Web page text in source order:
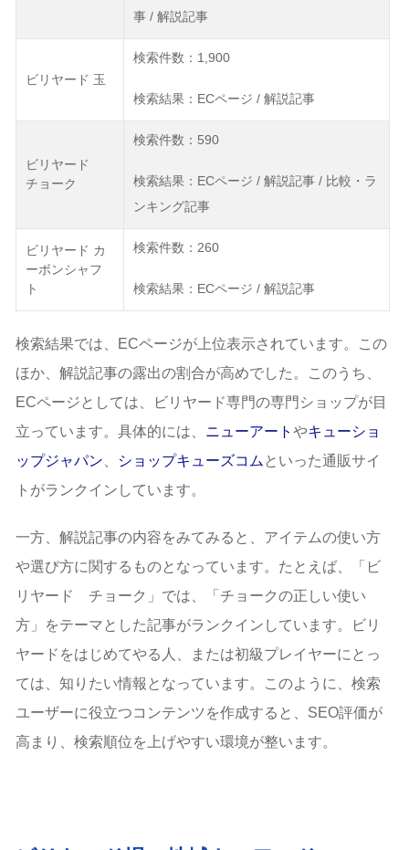
事 / 解説記事
ビリヤード 玉
検索件数：1,900
検索結果：ECページ / 解説記事
ビリヤード
チョーク
検索件数：590
検索結果：ECページ / 解説記事 / 比較・ラ
ンキング記事
ビリヤード カ
ーボンシャフ
ト
検索件数：260
検索結果：ECページ / 解説記事
検索結果では、ECページが上位表示されています。この
ほか、解説記事の露出の割合が高めでした。このうち、
ECページとしては、ビリヤード専門の専門ショップが目
立っています。具体的には、 ニューアート やキューショ
ップジャパン
ショップキューズコム といった通販サイ
トがランクインしています。
一方、解説記事の内容をみてみると、アイテムの使い方
や選び方に関するものとなっています。たとえば、「ビ
リヤード チョーク」では、「チョークの正しい使い
方」をテーマとした記事がランクインしています。ビリ
ヤードをはじめてやる人、または初級プレイヤーにとっ
ては、知りたい情報となっています。このように、検索
ユーザーに役立つコンテンツを作成すると、SEO評価が
高まり、検索順位を上げやすい環境が整います。